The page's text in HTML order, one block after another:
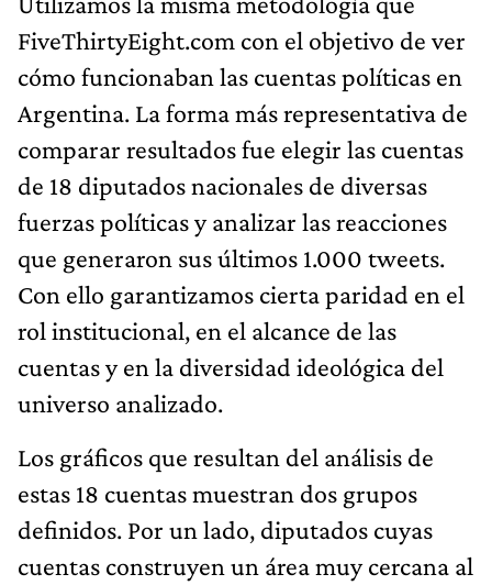
FiveThirtyEight.com con el objetivo de ver
cómo funcionaban las cuentas políticas en
Argentina. La forma más representativa de
comparar resultados fue elegir las cuentas
de 18 diputados nacionales de diversas
fuerzas políticas y analizar las reacciones
que generaron sus últimos 1.000 tweets.
Con ello garantizamos cierta paridad en el
rol institucional, en el alcance de las
cuentas y en la diversidad ideológica del
universo analizado.
Los gráficos que resultan del análisis de
estas 18 cuentas muestran dos grupos
definidos. Por un lado, diputados cuyas
cuentas construyen un área muy cercana al